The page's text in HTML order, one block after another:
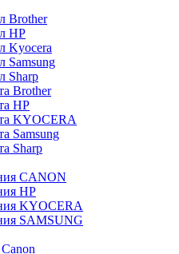
Brother
HP
Kyocera
Samsung
Sharp
Brother
HP
KYOCERA
Samsung
Sharp
CANON
HP
KYOCERA
SAMSUNG